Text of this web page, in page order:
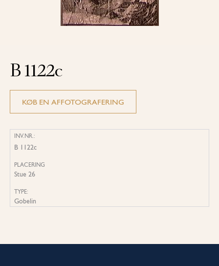
B 1122c
KØB EN AFFOTOGRAFERING
INV.NR.:
B 1122c
PLACERING
Stue 26
TYPE:
Gobelin